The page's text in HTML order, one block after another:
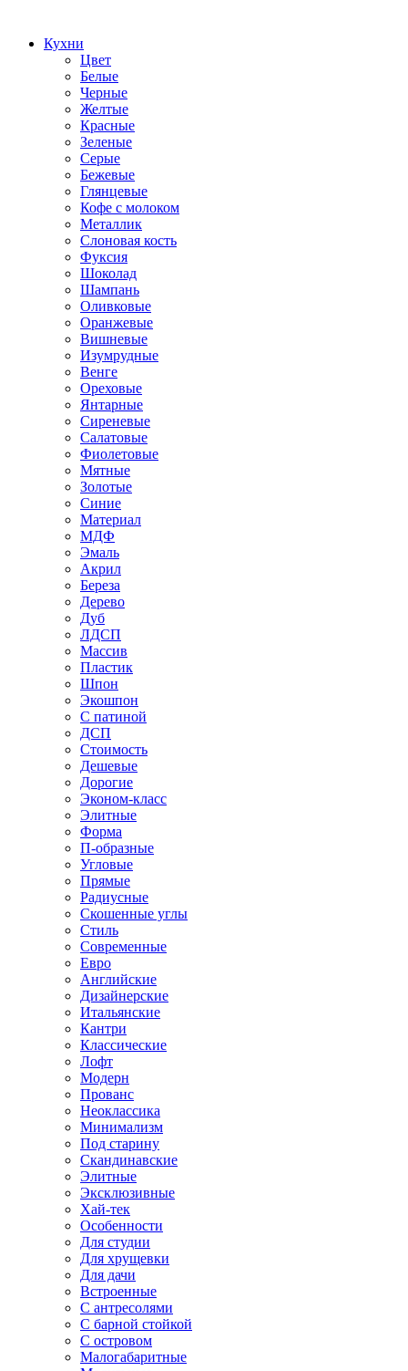
Кухни
Цвет
Белые
Черные
Желтые
Красные
Зеленые
Серые
Бежевые
Глянцевые
Кофе с молоком
Металлик
Слоновая кость
Фуксия
Шоколад
Шампань
Оливковые
Оранжевые
Вишневые
Изумрудные
Венге
Ореховые
Янтарные
Сиреневые
Салатовые
Фиолетовые
Мятные
Золотые
Синие
Материал
МДФ
Эмаль
Акрил
Береза
Дерево
Дуб
ЛДСП
Массив
Пластик
Шпон
Экошпон
С патиной
ДСП
Стоимость
Дешевые
Дорогие
Эконом-класс
Элитные
Форма
П-образные
Угловые
Прямые
Радиусные
Скошенные углы
Стиль
Современные
Евро
Английские
Дизайнерские
Итальянские
Кантри
Классические
Лофт
Модерн
Прованс
Неоклассика
Минимализм
Под старину
Скандинавские
Элитные
Эксклюзивные
Хай-тек
Особенности
Для студии
Для хрущевки
Для дачи
Встроенные
С антресолями
С барной стойкой
С островом
Малогабаритные